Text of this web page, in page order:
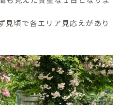
見頃で各エリア見応えがあり